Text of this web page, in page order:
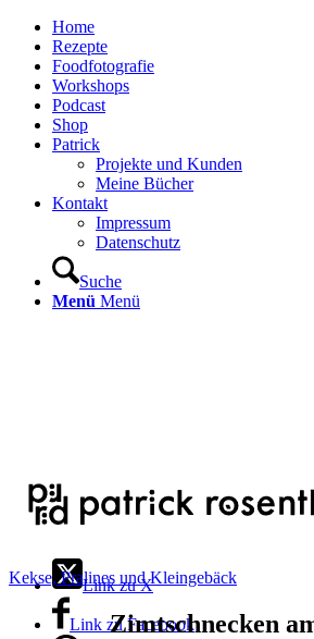
Home
Rezepte
Foodfotografie
Workshops
Podcast
Shop
Patrick
Projekte und Kunden
Meine Bücher
Kontakt
Impressum
Datenschutz
Suche
Menü Menü
Link zu X
Link zu Facebook
Kekse, Pralines und Kleingebäck
Zimtschnecken